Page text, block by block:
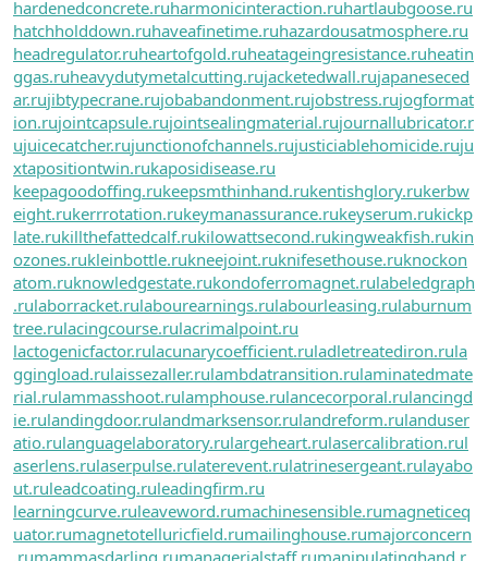
hardenedconcrete.ruharmonicinteraction.ruhartlaubgoose.ru
hatchholddown.ruhaveafinetime.ruhazardousatmosphere.ru
headregulator.ruheartofgold.ruheatageingresistance.ruheatin
ggas.ruheavydutymetalcutting.rujacketedwall.rujapaneseced
ar.rujibtypecrane.rujobabandonment.rujobstress.rujogformat
ion.rujointcapsule.rujointsealingmaterial.rujournallubricator.r
ujuicecatcher.rujunctionofchannels.rujusticiablehomicide.ruju
xtapositiontwin.rukaposidisease.ru
keepagoodoffing.rukeepsmthinhand.rukentishglory.rukerbw
eight.rukerrrotation.rukeymanassurance.rukeyserum.rukickp
late.rukillthefattedcalf.rukilowattsecond.rukingweakfish.rukin
ozones.rukleinbottle.rukneejoint.ruknifesethouse.ruknockon
atom.ruknowledgestate.rukondoferromagnet.rulabeledgraph
.rulaborracket.rulabourearnings.rulabourleasing.rulaburnum
tree.rulacingcourse.rulacrimalpoint.ru
lactogenicfactor.rulacunarycoefficient.ruladletreatediron.rula
ggingload.rulaissezaller.rulambdatransition.rulaminatedmate
rial.rulammasshoot.rulamphouse.rulancecorporal.rulancingd
ie.rulandingdoor.rulandmarksensor.rulandreform.rulanduser
atio.rulanguagelaboratory.rulargeheart.rulasercalibration.rul
aserlens.rulaserpulse.rulaterevent.rulatrinesergeant.rulayabo
ut.ruleadcoating.ruleadingfirm.ru
learningcurve.ruleaveword.rumachinesensible.rumagneticeq
uator.rumagnetotelluricfield.rumailinghouse.rumajorconcern
.rumammasdarling.rumanagerialstaff.rumanipulatinghand.r